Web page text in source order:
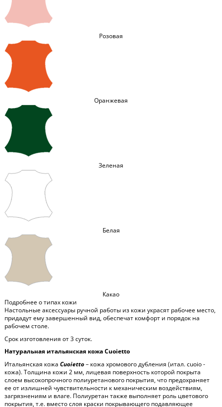
Розовая
Оранжевая
Зеленая
Белая
Какао
Подробнее о типах кожи
Настольные аксессуары ручной работы из кожи украсят рабочее место,
придадут ему завершенный вид, обеспечат комфорт и порядок на
рабочем столе.
Срок изготовления от 3 суток.
Натуральная итальянская кожа Cuoietto
Итальянская кожа Cuoietto– кожа хромового дубления (итал. cuoio -
кожа). Толщина кожи 2 мм, лицевая поверхность которой покрыта
слоем высокопрочного полиуретанового покрытия, что предохраняет
ее от излишней чувствительности к механическим воздействиям,
загрязнениям и влаге. Полиуретан также выполняет роль цветового
покрытия, т.е. вместо слоя краски покрывающего подавляющее